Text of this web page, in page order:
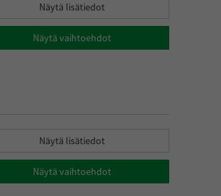
Näytä lisätiedot
Näytä vaihtoehdot
Näytä lisätiedot
Näytä vaihtoehdot